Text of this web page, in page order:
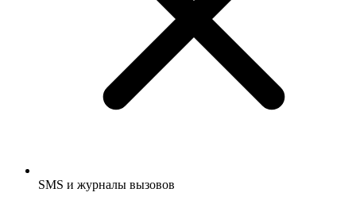
SMS и журналы вызовов